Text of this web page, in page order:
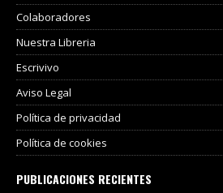
Colaboradores
Nuestra Libreria
Escrivivo
Aviso Legal
Política de privacidad
Política de cookies
PUBLICACIONES RECIENTES